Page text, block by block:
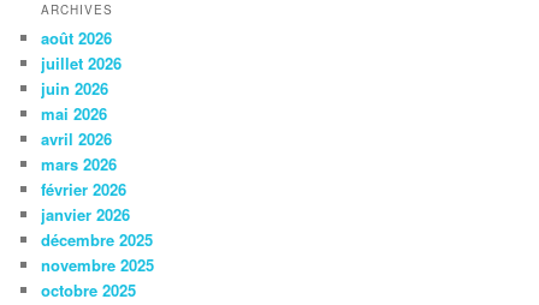
ARCHIVES
août 2026
juillet 2026
juin 2026
mai 2026
avril 2026
mars 2026
février 2026
janvier 2026
décembre 2025
novembre 2025
octobre 2025